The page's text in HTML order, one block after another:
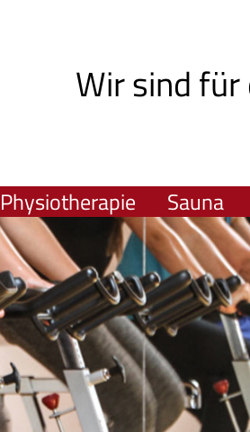
Wir sind für
Physiotherapie Sauna